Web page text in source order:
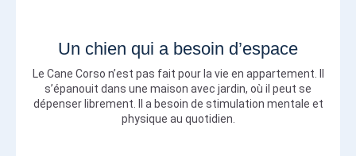
Un chien qui a besoin d’espace
Le Cane Corso n’est pas fait pour la vie en appartement. Il
s’épanouit dans une maison avec jardin, où il peut se
dépenser librement. Il a besoin de stimulation mentale et
physique au quotidien.